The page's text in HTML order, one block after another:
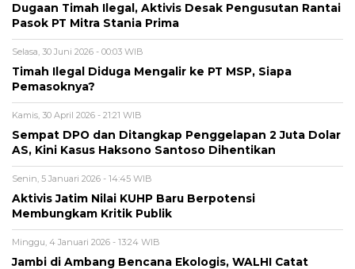
Dugaan Timah Ilegal, Aktivis Desak Pengusutan Rantai
Pasok PT Mitra Stania Prima
Selasa, 30 Juni 2026 - 00:03 WIB
Timah Ilegal Diduga Mengalir ke PT MSP, Siapa
Pemasoknya?
Kamis, 30 April 2026 - 21:21 WIB
Sempat DPO dan Ditangkap Penggelapan 2 Juta Dolar
AS, Kini Kasus Haksono Santoso Dihentikan
Senin, 5 Januari 2026 - 14:45 WIB
Aktivis Jatim Nilai KUHP Baru Berpotensi
Membungkam Kritik Publik
Minggu, 4 Januari 2026 - 13:24 WIB
Jambi di Ambang Bencana Ekologis, WALHI Catat